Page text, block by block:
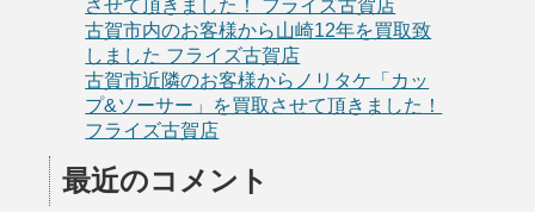
させて頂きました！ フライズ古賀店
古賀市内のお客様から山崎12年を買取致
しました フライズ古賀店
古賀市近隣のお客様からノリタケ「カッ
プ&ソーサー」を買取させて頂きました！
フライズ古賀店
最近のコメント